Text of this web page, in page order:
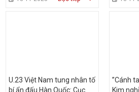
U.23 Việt Nam tung nhân tố
bí ẩn đấu Hàn Quốc: Cục
”Cánh
Kim